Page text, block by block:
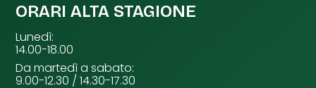
ORARI ALTA STAGIONE
Lunedì:
14.00-18.00
Da martedì a sabato:
9.00-12.30 / 14.30-17.30